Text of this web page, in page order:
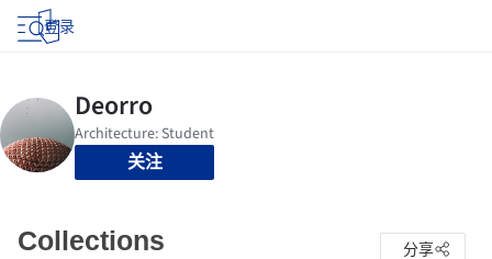
登录
关注
Collections 分享